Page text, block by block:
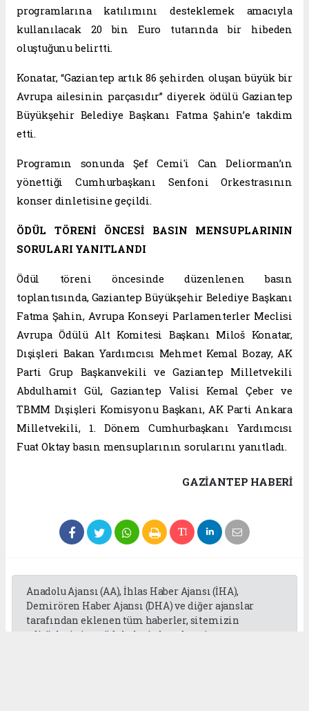
programlarına katılımını desteklemek amacıyla
kullanılacak 20 bin Euro tutarında bir hibeden
oluştuğunu belirtti.
Konatar, “Gaziantep artık 86 şehirden oluşan büyük bir
Avrupa ailesinin parçasıdır” diyerek ödülü Gaziantep
Büyükşehir Belediye Başkanı Fatma Şahin’e takdim
etti.
Programın sonunda Şef Cemi'i Can Deliorman’ın
yönettiği Cumhurbaşkanı Senfoni Orkestrasının
konser dinletisine geçildi.
ÖDÜL TÖRENİ ÖNCESİ BASIN MENSUPLARININ
SORULARI YANITLANDI
Ödül töreni öncesinde düzenlenen basın
toplantısında, Gaziantep Büyükşehir Belediye Başkanı
Fatma Şahin, Avrupa Konseyi Parlamenterler Meclisi
Avrupa Ödülü Alt Komitesi Başkanı Miloš Konatar,
Dışişleri Bakan Yardımcısı Mehmet Kemal Bozay, AK
Parti Grup Başkanvekili ve Gaziantep Milletvekili
Abdulhamit Gül, Gaziantep Valisi Kemal Çeber ve
TBMM Dışişleri Komisyonu Başkanı, AK Parti Ankara
Milletvekili, 1. Dönem Cumhurbaşkanı Yardımcısı
Fuat Oktay basın mensuplarının sorularını yanıtladı.
GAZIANTEP HABERİ
Anadolu Ajansı (AA), İhlas Haber Ajansı (İHA),
Demirören Haber Ajansı (DHA) ve diğer ajanslar
tarafından eklenen tüm haberler, sitemizin
editörlerinin müdahalesi olmadan ajans